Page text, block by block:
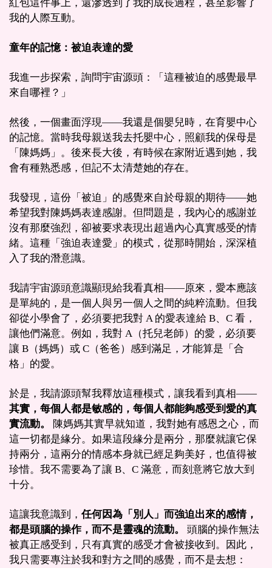
紅包這件事上，還滲透到了我的成長過程，甚至影響了
我的人際互動。
童年的記憶：被迫表達的愛
我進一步探索，詢問宇宙源頭：「這種被迫的感覺最早
來自哪裡？」
然後，一個畫面浮現——我還是個嬰兒時，在育嬰中心
的記憶。當時我母親送我去托嬰中心，照顧我的保母是
「陳媽媽」。後來長大後，有時候在家附近遇到她，我
會有種熟悉感，但記不太清楚她的存在。
我發現，這份「被迫」的感覺來自於母親的期待——她
希望我對陳媽媽表達感謝。但問題是，我內心的感謝並
沒有那麼強烈，卻被要求表現出超過內心真實感受的情
緒。這種「強迫表達愛」的模式，從那時開始，深深植
入了我的潛意識。
我請宇宙源頭意識顯現給我看真相——原來，愛本應該
是單純的，是一個人與另一個人之間的純粹流動。但我
卻從小學會了，必須要把我對 A 的愛表達給 B、C 看，
讓他們滿意。例如，我對 A（托兒老師）的愛，必須要
讓 B（媽媽）或 C（爸爸）感到滿足，才能算是「合
格」的愛。
於是，我請源頭幫我釋放這種模式，讓我看到真相——
其實，每個人都是敏感的，每個人都能夠感受到愛的真
實流動。
陳媽媽其實早就知道，我對她有感恩之心，而
這一切都是緣分。如果這段緣分是兩分，那麼就讓它保
持兩分，這兩分的情感本身就已經足夠美好，也值得被
珍惜。我不需要為了讓 B、C 滿意，而刻意將它放大到
十分。
這讓我意識到， 任何因為「別人」而強迫出來的感情，
都是頭腦的操作，而不是靈魂的流動。
頭腦的操作無法
被真正感受到，只有真實的感受才會被接收到。因此，
我只需要專注於我和對方之間的感覺，而不是去想：